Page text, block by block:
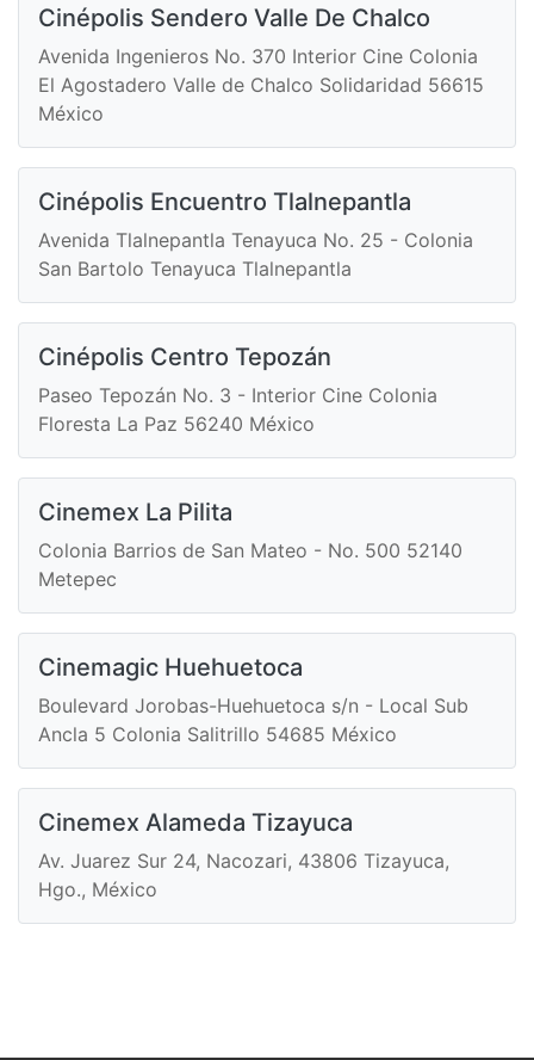
Cinépolis Sendero Valle De Chalco
Avenida Ingenieros No. 370 Interior Cine Colonia
El Agostadero Valle de Chalco Solidaridad 56615
México
Cinépolis Encuentro Tlalnepantla
Avenida Tlalnepantla Tenayuca No. 25 - Colonia
San Bartolo Tenayuca Tlalnepantla
Cinépolis Centro Tepozán
Paseo Tepozán No. 3 - Interior Cine Colonia
Floresta La Paz 56240 México
Cinemex La Pilita
Colonia Barrios de San Mateo - No. 500 52140
Metepec
Cinemagic Huehuetoca
Boulevard Jorobas-Huehuetoca s/n - Local Sub
Ancla 5 Colonia Salitrillo 54685 México
Cinemex Alameda Tizayuca
Av. Juarez Sur 24, Nacozari, 43806 Tizayuca,
Hgo., México